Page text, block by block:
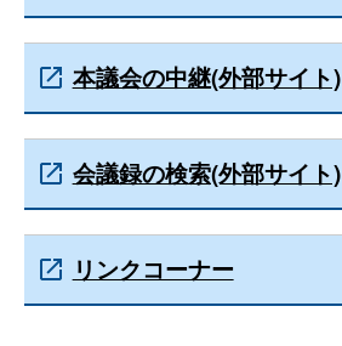
本議会の中継(外部サイト)
会議録の検索(外部サイト)
リンクコーナー